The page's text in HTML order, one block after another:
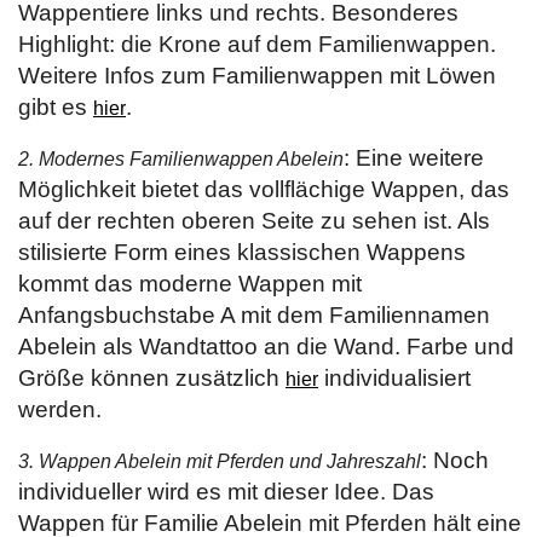
Wappentiere links und rechts. Besonderes
Highlight: die Krone auf dem Familienwappen.
Weitere Infos zum Familienwappen mit Löwen
gibt es hier.
2. Modernes Familienwappen Abelein: Eine weitere
Möglichkeit bietet das vollflächige Wappen, das
auf der rechten oberen Seite zu sehen ist. Als
stilisierte Form eines klassischen Wappens
kommt das moderne Wappen mit
Anfangsbuchstabe A mit dem Familiennamen
Abelein als Wandtattoo an die Wand. Farbe und
Größe können zusätzlich hier individualisiert
werden.
3. Wappen Abelein mit Pferden und Jahreszahl: Noch
individueller wird es mit dieser Idee. Das
Wappen für Familie Abelein mit Pferden hält eine